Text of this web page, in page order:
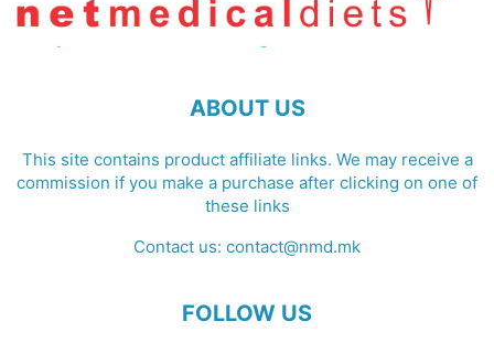
ABOUT US
This site contains product affiliate links. We may receive a
commission if you make a purchase after clicking on one of
these links
Contact us: contact@nmd.mk
FOLLOW US